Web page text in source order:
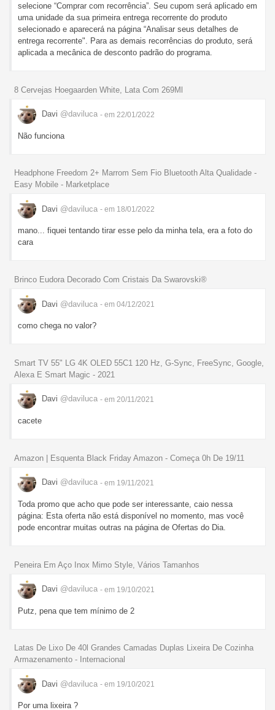
selecione “Comprar com recorrência”. Seu cupom será aplicado em
uma unidade da sua primeira entrega recorrente do produto
selecionado e aparecerá na página “Analisar seus detalhes de
entrega recorrente". Para as demais recorrências do produto, será
aplicada a mecânica de desconto padrão do programa.
8 Cervejas Hoegaarden White, Lata Com 269Ml
Davi @daviluca - em 22/01/2022
Não funciona
Headphone Freedom 2+ Marrom Sem Fio Bluetooth Alta Qualidade -
Easy Mobile - Marketplace
Davi @daviluca - em 18/01/2022
mano... fiquei tentando tirar esse pelo da minha tela, era a foto do
cara
Brinco Eudora Decorado Com Cristais Da Swarovski®
Davi @daviluca - em 04/12/2021
como chega no valor?
Smart TV 55" LG 4K OLED 55C1 120 Hz, G-Sync, FreeSync, Google,
Alexa E Smart Magic - 2021
Davi @daviluca - em 20/11/2021
cacete
Amazon | Esquenta Black Friday Amazon - Começa 0h De 19/11
Davi @daviluca - em 19/11/2021
Toda promo que acho que pode ser interessante, caio nessa
página: Esta oferta não está disponível no momento, mas você
pode encontrar muitas outras na página de Ofertas do Dia.
Peneira Em Aço Inox Mimo Style, Vários Tamanhos
Davi @daviluca - em 19/10/2021
Putz, pena que tem mínimo de 2
Latas De Lixo De 40l Grandes Camadas Duplas Lixeira De Cozinha
Armazenamento - Internacional
Davi @daviluca - em 19/10/2021
Por uma lixeira ?